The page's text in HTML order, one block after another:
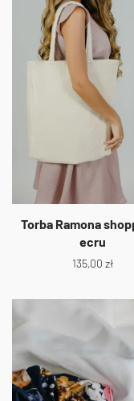
Torba Ramona
ecru
135,00 zł